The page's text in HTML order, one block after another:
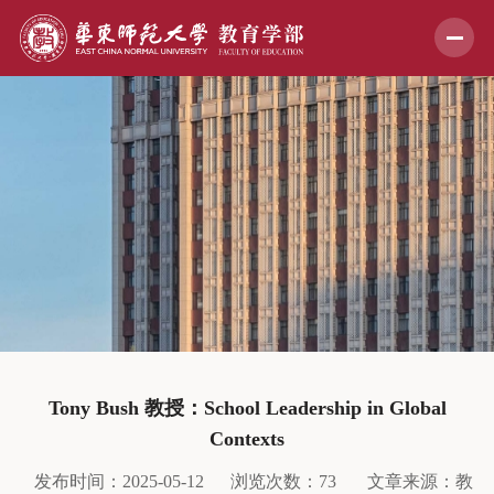
Tony Bush 教授：School Leadership in Global
Contexts
发布时间：2025-05-12 浏览次数： 73 文章来源：教